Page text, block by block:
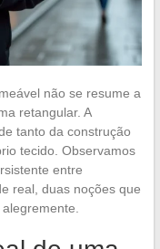
não se resume a
retangular. A
tanto da construção
tecido. Observamos
entre
real, duas noções que